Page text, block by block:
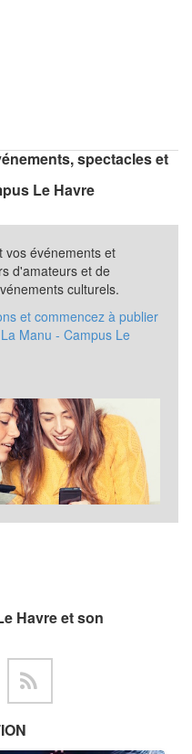
spectacles et
Le Havre
vos événements et
d'amateurs et de
culturels.
et commencez à publier
Manu - Campus Le
Havre et son